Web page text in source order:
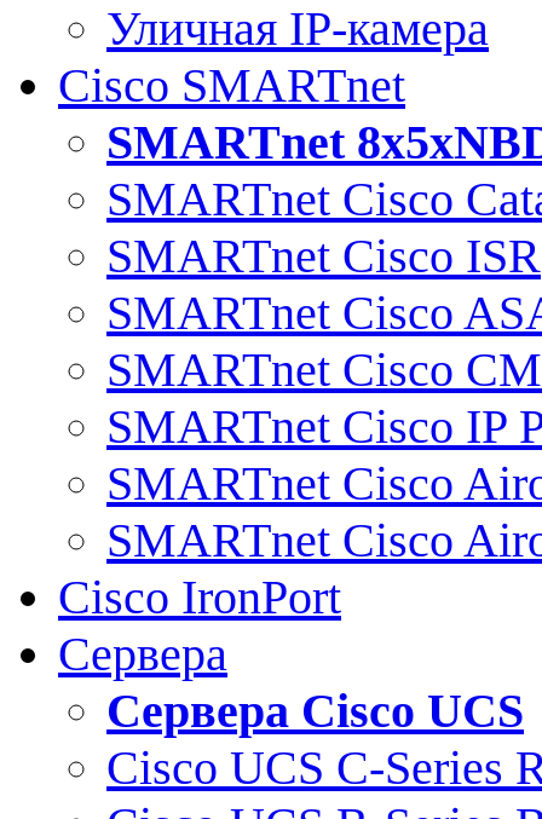
Уличная IP-камера
Cisco SMARTnet
SMARTnet
SMARTnet Cisco
SMARTnet Cisco ISR
SMARTnet Cisco
SMARTnet Cisco
SMARTnet Cisco IP
SMARTnet Cisco
SMARTnet Cisco
Cisco IronPort
Сервера
Сервера Cisco UCS
Cisco UCS C-Series